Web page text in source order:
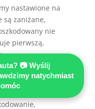
nastawione na
są zaniżane,
nie
pierwszą,
w
📷 Wyślij
natychmiast